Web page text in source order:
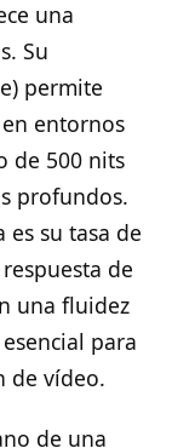
una
Su
permite
entornos
de 500 nits
profundos.
su tasa de
de
una fluidez
para
de vídeo.
de una